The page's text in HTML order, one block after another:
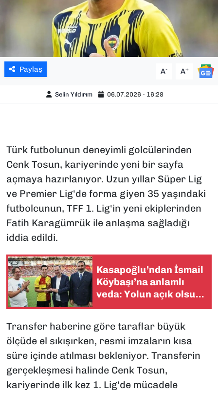
Paylaş A- A+
Selin Yıldırım 06.07.2026 - 16:28
Türk futbolunun deneyimli golcülerinden
Cenk Tosun, kariyerinde yeni bir sayfa
açmaya hazırlanıyor. Uzun yıllar Süper Lig
ve Premier Lig'de forma giyen 35 yaşındaki
futbolcunun, TFF 1. Lig'in yeni ekiplerinden
Fatih Karagümrük ile anlaşma sağladığı
iddia edildi.
Kasapoğlu’ndan İsmail
Köybaşı’na anlamlı
veda: Yolun açık olsun
Transfer haberine göre taraflar büyük
ölçüde el sıkışırken, resmi imzaların kısa
süre içinde atılması bekleniyor. Transferin
gerçekleşmesi halinde Cenk Tosun,
kariyerinde ilk kez 1. Lig'de mücadele